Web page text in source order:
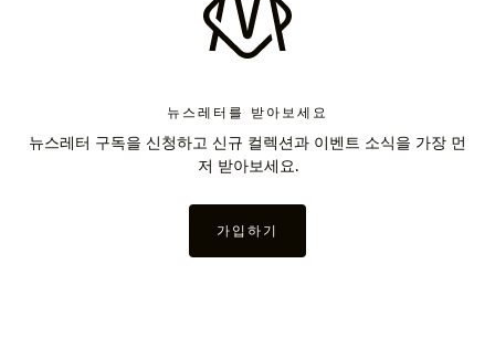
뉴스레터를 받아보세요
뉴스레터 구독을 신청하고 신규 컬렉션과 이벤트 소식을 가장 먼
저 받아보세요.
가입하기